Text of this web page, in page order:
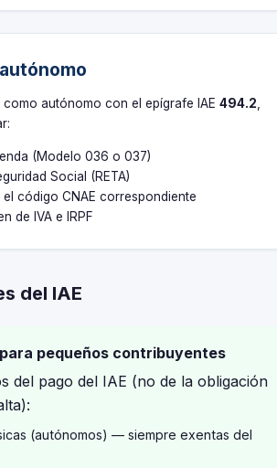
como autónomo con el epígrafe IAE 494.2
(Modelo 036 o 037)
Social (RETA)
código CNAE correspondiente
de IVA e IRPF
del IAE
pequeños contribuyentes
del pago del IAE (no de la obligación
(autónomos) — siempre exentas del